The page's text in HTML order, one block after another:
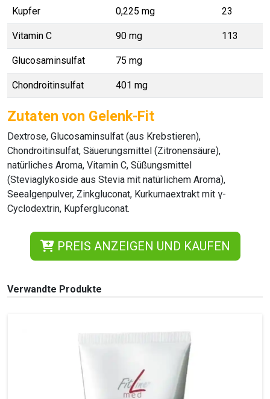
Kupfer 0,225 mg 23
Vitamin C 90 mg 113
Glucosaminsulfat 75 mg
Chondroitinsulfat 401 mg
Zutaten von Gelenk-Fit
Dextrose, Glucosaminsulfat (aus Krebstieren),
Chondroitinsulfat, Säuerungsmittel (Zitronensäure),
natürliches Aroma, Vitamin C, Süßungsmittel
(Steviaglykoside aus Stevia mit natürlichem Aroma),
Seealgenpulver, Zinkgluconat, Kurkumaextrakt mit γ-
Cyclodextrin, Kupfergluconat.
PREIS ANZEIGEN UND KAUFEN
Verwandte Produkte